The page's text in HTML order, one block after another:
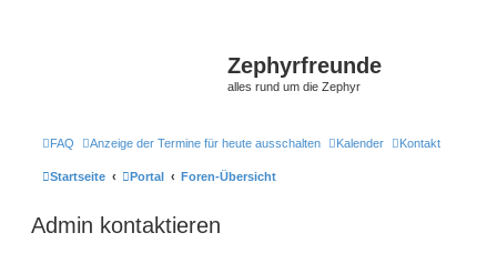
Zephyrfreunde
alles rund um die Zephyr
FAQ Anzeige der Termine für heute ausschalten Kalender Kontakt
Startseite Portal Foren-Übersicht
Admin kontaktieren